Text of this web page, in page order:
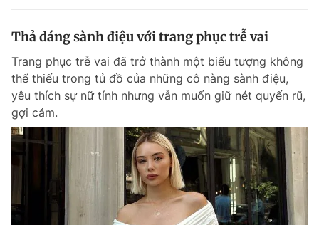
Thả dáng sành điệu với trang phục trễ vai
Trang phục trễ vai đã trở thành một biểu tượng không
thể thiếu trong tủ đồ của những cô nàng sành điệu,
yêu thích sự nữ tính nhưng vẫn muốn giữ nét quyến rũ,
gợi cảm.